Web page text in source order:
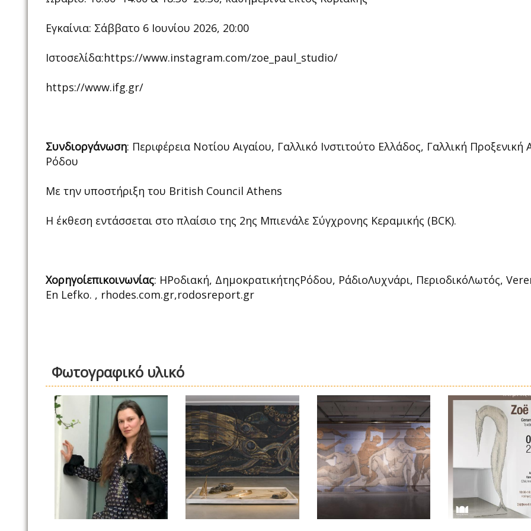
Εγκαίνια: Σάββατο 6 Ιουνίου 2026, 20:00
Ιστοσελίδα:https://www.instagram.com/zoe_paul_studio/
https://www.ifg.gr/
Συνδιοργάνωση: Περιφέρεια Νοτίου Αιγαίου, Γαλλικό Ινστιτούτο Ελλάδος, Γαλλική Προξενική
Ρόδου
Με την υποστήριξη του British Council Athens
Η έκθεση εντάσσεται στο πλαίσιο της 2ης Μπιενάλε Σύγχρονης Κεραμικής (BCK).
Χορηγοίεπικοινωνίας: ΗΡοδιακή, ΔημοκρατικήτηςΡόδου, ΡάδιοΛυχνάρι, ΠεριοδικόΛωτός,
En Lefko. , rhodes.com.gr,rodosreport.gr
Φωτογραφικό υλικό